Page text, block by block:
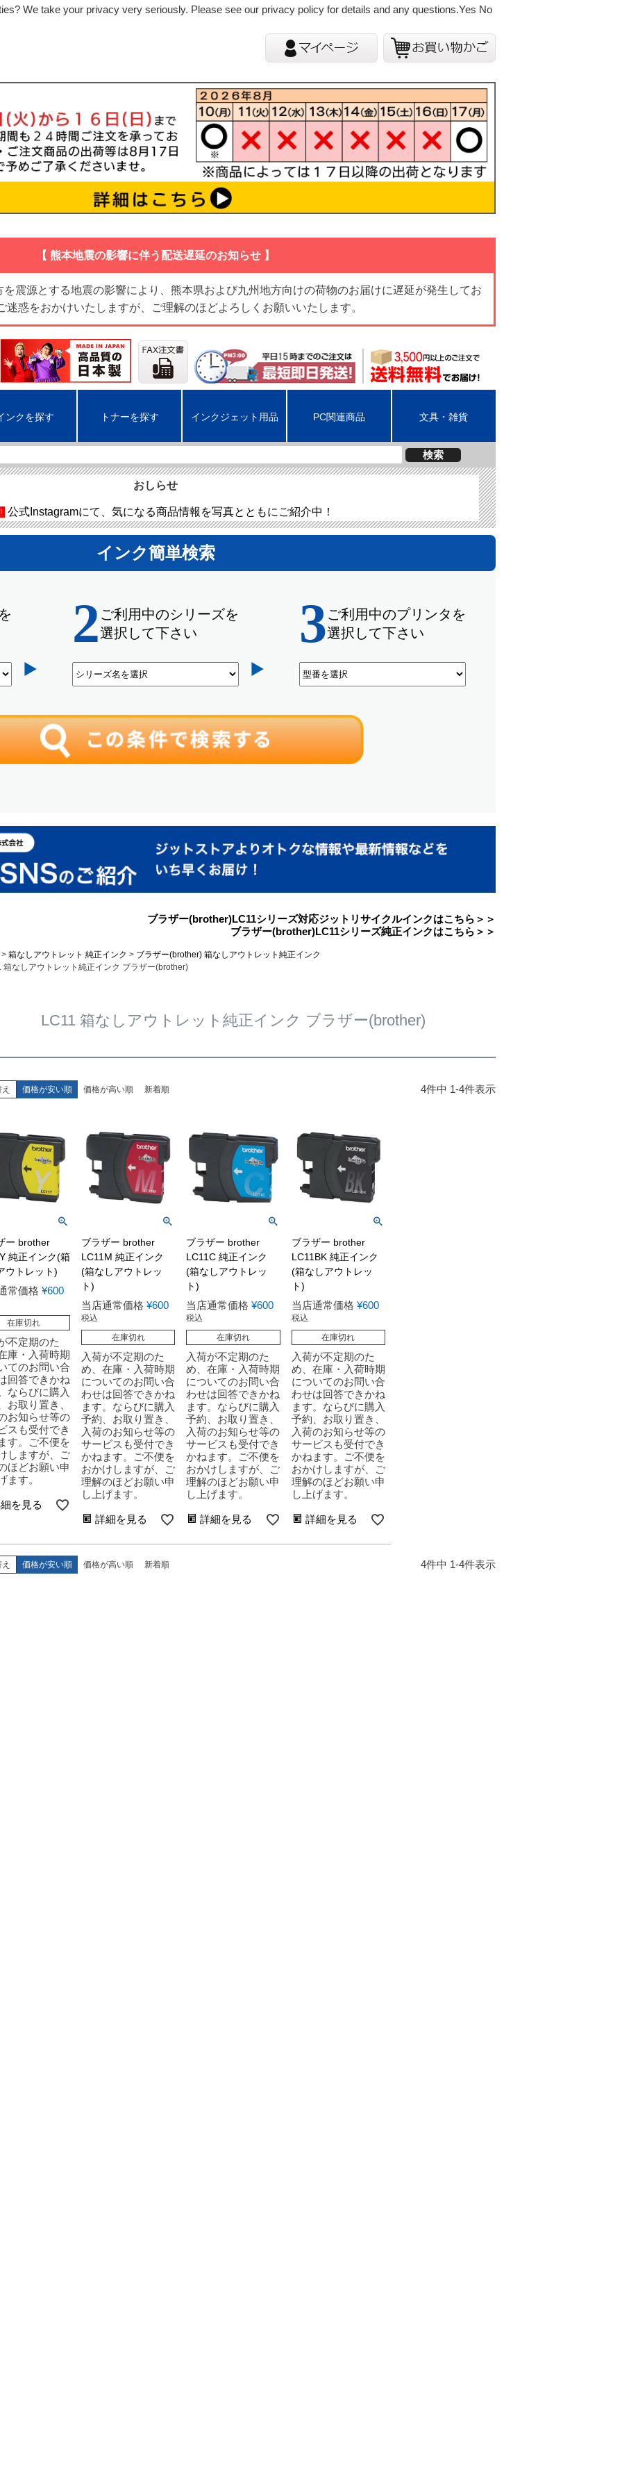
【 熊本地震の影響に伴う配送遅延のお知らせ 】
震源とする地震の影響により、熊本県および九州地方向けの荷物のお届けに遅延が発生してお
迷惑をおかけいたしますが、ご理解のほどよろしくお願いいたします。
ンクを探す トナーを探す インクジェット用品 PC関連商品 文具・雑貨
検索
おしらせ
公式Instagramにて、気になる商品情報を写真とともにご紹介中！
ブラザー(brother)LC11シリーズ対応ジットリサイクルインクはこちら＞＞
ブラザー(brother)LC11シリーズ純正インクはこちら＞＞
箱なしアウトレット 純正インク
ブラザー(brother) 箱なしアウトレット純正インク
箱なしアウトレット純正インク ブラザー(brother)
LC11 箱なしアウトレット純正インク ブラザー(brother)
価格が安い順 価格が高い順 新着順 4件中 1-4件表示
ー brother
純正インク(箱
ウトレット)
常価格 ¥600
在庫切れ
不定期のた
庫・入荷時期
てのお問い合
回答できかね
ならびに購入
お取り置き、
お知らせ等の
スも受付でき
す。ご不便を
しますが、ご
ほどお願い申
ます。
を見る
ブラザー brother
LC11M 純正インク
(箱なしアウトレッ
ト)
当店通常価格 ¥600
税込
在庫切れ
入荷が不定期のた
め、在庫・入荷時期
についてのお問い合
わせは回答できかね
ます。ならびに購入
予約、お取り置き、
入荷のお知らせ等の
サービスも受付でき
かねます。ご不便を
おかけしますが、ご
理解のほどお願い申
し上げます。
詳細を見る
ブラザー brother
LC11C 純正インク
(箱なしアウトレッ
ト)
当店通常価格 ¥600
税込
在庫切れ
入荷が不定期のた
め、在庫・入荷時期
についてのお問い合
わせは回答できかね
ます。ならびに購入
予約、お取り置き、
入荷のお知らせ等の
サービスも受付でき
かねます。ご不便を
おかけしますが、ご
理解のほどお願い申
し上げます。
詳細を見る
ブラザー brother
LC11BK 純正インク
(箱なしアウトレッ
ト)
当店通常価格 ¥600
税込
在庫切れ
入荷が不定期のた
め、在庫・入荷時期
についてのお問い合
わせは回答できかね
ます。ならびに購入
予約、お取り置き、
入荷のお知らせ等の
サービスも受付でき
かねます。ご不便を
おかけしますが、ご
理解のほどお願い申
し上げます。
詳細を見る
価格が安い順 価格が高い順 新着順 4件中 1-4件表示
We take your privacy very seriously. Please see our privacy policy for details and any questions.Yes No